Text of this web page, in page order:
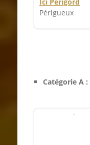
Périgueux
Catégorie A :